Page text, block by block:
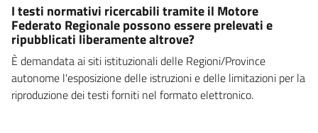
I testi normativi ricercabili tramite il Motore
Federato Regionale possono essere prelevati e
ripubblicati liberamente altrove?
È demandata ai siti istituzionali delle Regioni/Province
autonome l'esposizione delle istruzioni e delle limitazioni per la
riproduzione dei testi forniti nel formato elettronico.